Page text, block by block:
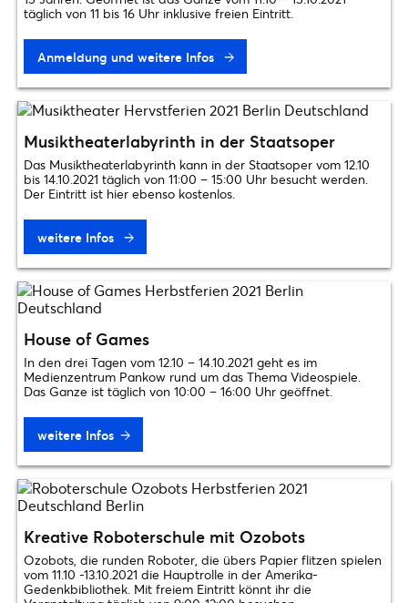
täglich von 11 bis 16 Uhr inklusive freien Eintritt.
Anmeldung und weitere Infos
Musiktheaterlabyrinth in der Staatsoper
Das Musiktheaterlabyrinth kann in der Staatsoper vom 12.10
bis 14.10.2021 täglich von 11:00 – 15:00 Uhr besucht werden.
Der Eintritt ist hier ebenso kostenlos.
weitere Infos
House of Games
In den drei Tagen vom 12.10 – 14.10.2021 geht es im
Medienzentrum Pankow rund um das Thema Videospiele.
Das Ganze ist täglich von 10:00 – 16:00 Uhr geöffnet.
weitere Infos
Kreative Roboterschule mit Ozobots
Ozobots, die runden Roboter, die übers Papier flitzen spielen
vom 11.10 -13.10.2021 die Hauptrolle in der Amerika-
Gedenkbibliothek. Mit freiem Eintritt könnt ihr die